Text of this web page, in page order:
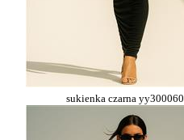
sukienka czarna yy300060